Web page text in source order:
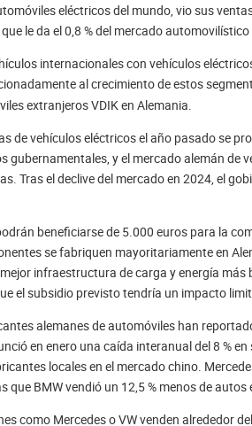
eléctricos del mundo, vio sus
le da el 0,8 % del mercado
internacionales con vehículos
al crecimiento de estos
extranjeros VDIK en Alemania.
de vehículos eléctricos el año pasado se
gubernamentales, y el mercado alemán de
Tras el declive del mercado en 2024, el
beneficiarse de 5.000 euros para la
se fabriquen mayoritariamente en
infraestructura de carga y energía
el subsidio previsto tendría un impacto
alemanes de automóviles han
en enero una caída interanual del 8 %
locales en el mercado chino.
que BMW vendió un 12,5 % menos de autos
como Mercedes o VW venden alrededor